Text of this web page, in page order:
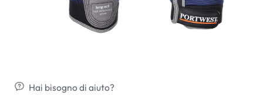
Hai bisogno di aiuto?